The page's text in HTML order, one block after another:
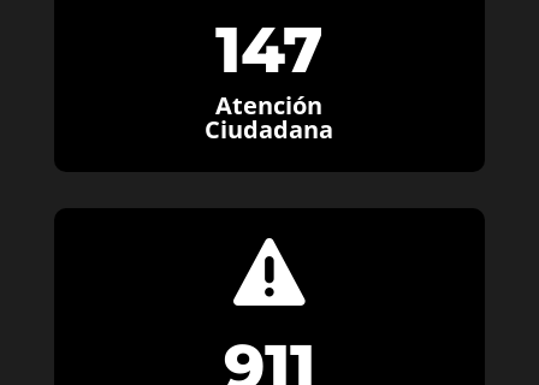
147
Atención
Ciudadana

911